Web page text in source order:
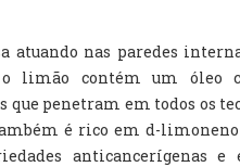
atuando nas paredes
o limão contém um
que penetram em todos os
é rico em d-
anticancerígenas